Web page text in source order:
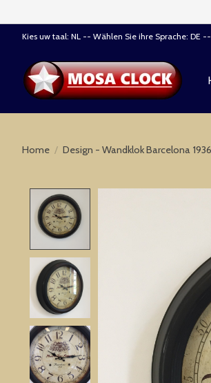
Kies uw taal: NL -- Wählen Sie ihre Sprache: DE
Home / Design - Wandklok Barcelona